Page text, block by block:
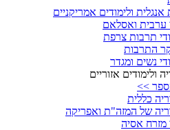
ולימודים אמריקניים
ערבית ואסלאם
תרבות צרפת
התרבות
נשים ומגדר
ולימודים אזוריים
>>
כללית
של המזה"ת ואפריקה
מזרח אסיה